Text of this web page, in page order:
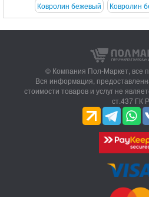
Ковролин бежевый
Ковролин
© Компания Пол-Маркет, все
Вся информация,
стоимости товаров и услуг не
ст.437 ГК